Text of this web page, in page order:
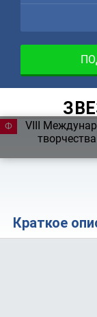
Краткое